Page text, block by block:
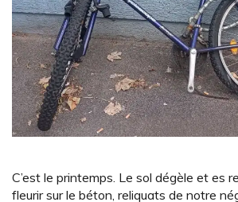
C’est le printemps. Le sol dégèle et es
fleurir sur le béton, reliquats de notre